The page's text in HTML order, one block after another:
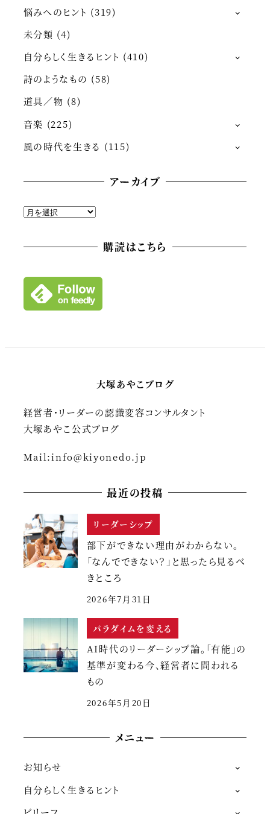
悩みへのヒント (319)
未分類 (4)
自分らしく生きるヒント (410)
詩のようなもの (58)
道具／物 (8)
音楽 (225)
風の時代を生きる (115)
アーカイブ
ア
ブ
購読はこちら
大塚あやこブログ
経営者・リーダーの認識変容コンサルタント
大塚あやこ公式ブログ
Mail:info@kiyonedo.jp
最近の投稿
リーダーシップ
部下ができない理由がわからない。
「なんでできない？」と思ったら見るべ
きところ
2026年7月31日
パラダイムを変える
AI時代のリーダーシップ論。「有能」の
基準が変わる今、経営者に問われる
もの
2026年5月20日
メニュー
お知らせ
自分らしく生きるヒント